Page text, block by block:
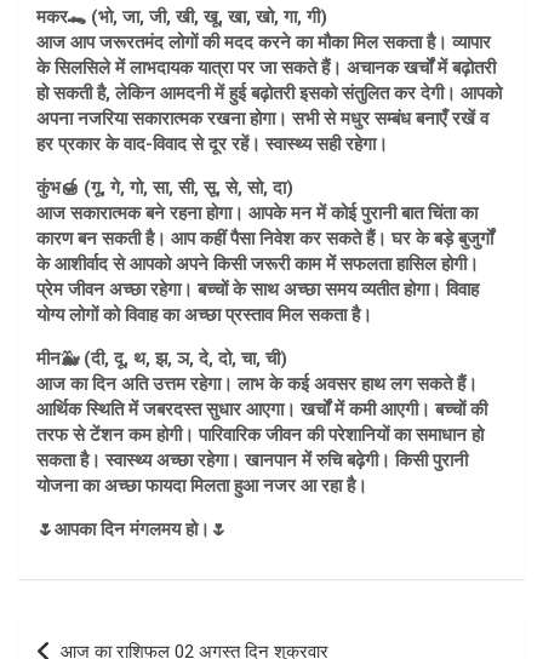
मकर🐊 (भो, जा, जी, खी, खू, खा, खो, गा, गी)
आज आप जरूरतमंद लोगों की मदद करने का मौका मिल सकता है। व्यापार
के सिलसिले में लाभदायक यात्रा पर जा सकते हैं। अचानक खर्चों में बढ़ोतरी
हो सकती है, लेकिन आमदनी में हुई बढ़ोतरी इसको संतुलित कर देगी। आपको
अपना नजरिया सकारात्मक रखना होगा। सभी से मधुर सम्बंध बनाएँ रखें व
हर प्रकार के वाद-विवाद से दूर रहें। स्वास्थ्य सही रहेगा।
कुंभ🍯 (गू, गे, गो, सा, सी, सू, से, सो, दा)
आज सकारात्मक बने रहना होगा। आपके मन में कोई पुरानी बात चिंता का
कारण बन सकती है। आप कहीं पैसा निवेश कर सकते हैं। घर के बड़े बुजुर्गों
के आशीर्वाद से आपको अपने किसी जरूरी काम में सफलता हासिल होगी।
प्रेम जीवन अच्छा रहेगा। बच्चों के साथ अच्छा समय व्यतीत होगा। विवाह
योग्य लोगों को विवाह का अच्छा प्रस्ताव मिल सकता है।
मीन🐳 (दी, दू, थ, झ, ञ, दे, दो, चा, ची)
आज का दिन अति उत्तम रहेगा। लाभ के कई अवसर हाथ लग सकते हैं।
आर्थिक स्थिति में जबरदस्त सुधार आएगा। खर्चों में कमी आएगी। बच्चों की
तरफ से टेंशन कम होगी। पारिवारिक जीवन की परेशानियों का समाधान हो
सकता है। स्वास्थ्य अच्छा रहेगा। खानपान में रुचि बढ़ेगी। किसी पुरानी
योजना का अच्छा फायदा मिलता हुआ नजर आ रहा है।
🌷आपका दिन मंगलमय हो।🌷
Post
आज का राशिफल 02 अगस्त दिन शुक्रवार